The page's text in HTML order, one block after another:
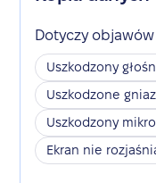
Dotyczy objawów
Uszkodzony
Uszkodzone
Uszkodzony
Ekran nie